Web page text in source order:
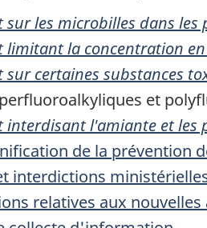
sur les microbilles dans
limitant la concentration
sur certaines substances
et
interdisant l'amiante et
de la prévention
interdictions
relatives aux nouvelles